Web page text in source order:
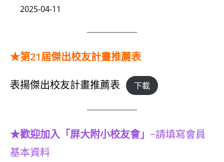
2025-04-11
★第21屆傑出校友計畫推薦表
表揚傑出校友計畫推薦表 下載
★歡迎加入「屏大附小校友會」 ~請填寫會員
基本資料